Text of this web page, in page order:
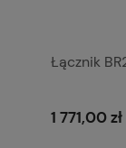
Łącznik
1 771,00 zł